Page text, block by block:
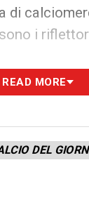
di
i
eLiverpool
ore
da
READ MORE
DEL